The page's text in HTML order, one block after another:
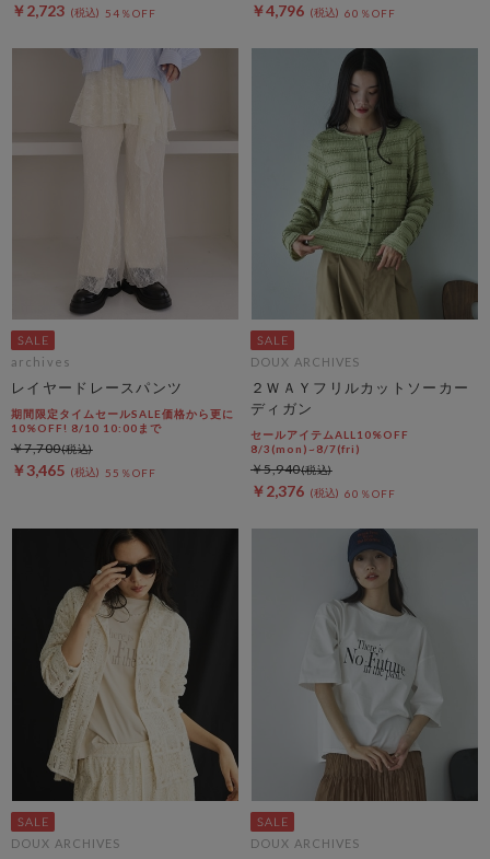
￥2,723 54％OFF ￥4,796 60％OFF
archives
レイヤードレースパンツ
期間限定タイムセールSALE価格から更に
10%OFF! 8/10 10:00まで
￥3,465 55％OFF
￥7,700
DOUX ARCHIVES
２ＷＡＹフリルカットソーカー
ディガン
セールアイテムALL10%OFF
8/3(mon)~8/7(fri)
￥2,376 60％OFF
￥5,940
DOUX ARCHIVES DOUX ARCHIVES